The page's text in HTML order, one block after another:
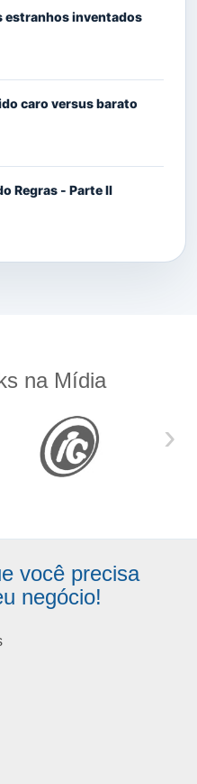
estranhos inventados
caro versus barato
Regras - Parte II
na Mídia
›
você precisa
negócio!